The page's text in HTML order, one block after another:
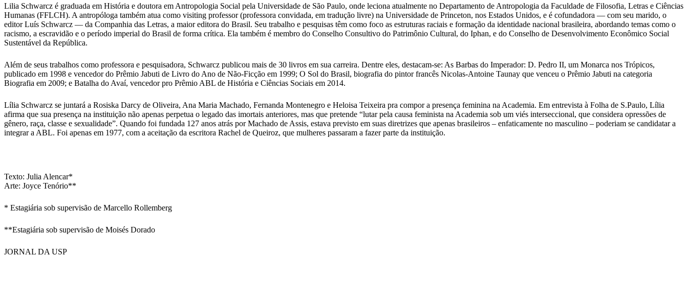
Lilia Schwarcz é graduada em História e doutora em Antropologia Social pela Universidade de São Paulo, onde leciona atualmente no Departamento de Antropologia da Faculdade de Filosofia, Letras e Ciências
Humanas (FFLCH). A antropóloga também atua como visiting professor (professora convidada, em tradução livre) na Universidade de Princeton, nos Estados Unidos, e é cofundadora — com seu marido, o
editor Luís Schwarcz — da Companhia das Letras, a maior editora do Brasil. Seu trabalho e pesquisas têm como foco as estruturas raciais e formação da identidade nacional brasileira, abordando temas como o
racismo, a escravidão e o período imperial do Brasil de forma crítica. Ela também é membro do Conselho Consultivo do Patrimônio Cultural, do Iphan, e do Conselho de Desenvolvimento Econômico Social
Sustentável da República.
Além de seus trabalhos como professora e pesquisadora, Schwarcz publicou mais de 30 livros em sua carreira. Dentre eles, destacam-se: As Barbas do Imperador: D. Pedro II, um Monarca nos Trópicos,
publicado em 1998 e vencedor do Prêmio Jabuti de Livro do Ano de Não-Ficção em 1999; O Sol do Brasil, biografia do pintor francês Nicolas-Antoine Taunay que venceu o Prêmio Jabuti na categoria
Biografia em 2009; e Batalha do Avaí, vencedor pro Prêmio ABL de História e Ciências Sociais em 2014.
Lília Schwarcz se juntará a Rosiska Darcy de Oliveira, Ana Maria Machado, Fernanda Montenegro e Heloisa Teixeira pra compor a presença feminina na Academia. Em entrevista à Folha de S.Paulo, Lília
afirma que sua presença na instituição não apenas perpetua o legado das imortais anteriores, mas que pretende “lutar pela causa feminista na Academia sob um viés interseccional, que considera opressões de
gênero, raça, classe e sexualidade”. Quando foi fundada 127 anos atrás por Machado de Assis, estava previsto em suas diretrizes que apenas brasileiros – enfaticamente no masculino – poderiam se candidatar a
integrar a ABL. Foi apenas em 1977, com a aceitação da escritora Rachel de Queiroz, que mulheres passaram a fazer parte da instituição.
Texto: Julia Alencar*
Arte: Joyce Tenório**
* Estagiária sob supervisão de Marcello Rollemberg
**Estagiária sob supervisão de Moisés Dorado
JORNAL DA USP